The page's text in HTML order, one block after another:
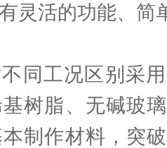
灵活的功能、简
工况区别采用
树脂、无碱玻
制作材料，突